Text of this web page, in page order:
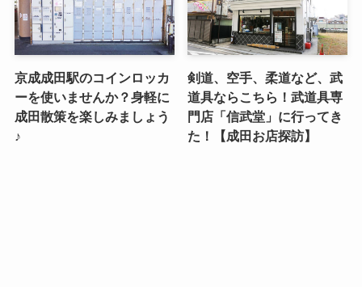
京成成田駅のコインロッカ
ーを使いませんか？身軽に
成田散策を楽しみましょう
♪
剣道、空手、柔道など、武
道具ならこちら！武道具専
門店「信武堂」に行ってき
た！【成田お店探訪】